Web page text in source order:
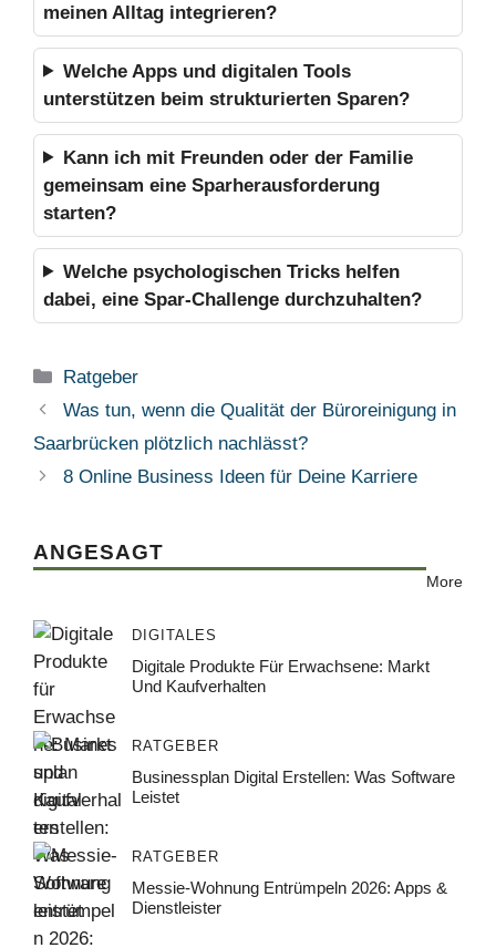
meinen Alltag integrieren?
Welche Apps und digitalen Tools
unterstützen beim strukturierten Sparen?
Kann ich mit Freunden oder der Familie
gemeinsam eine Sparherausforderung
starten?
Welche psychologischen Tricks helfen
dabei, eine Spar-Challenge durchzuhalten?
Kategorien
Ratgeber
Was tun, wenn die Qualität der Büroreinigung in
Saarbrücken plötzlich nachlässt?
8 Online Business Ideen für Deine Karriere
ANGESAGT
More
DIGITALES
Digitale Produkte Für Erwachsene: Markt
Und Kaufverhalten
RATGEBER
Businessplan Digital Erstellen: Was Software
Leistet
RATGEBER
Messie-Wohnung Entrümpeln 2026: Apps &
Dienstleister